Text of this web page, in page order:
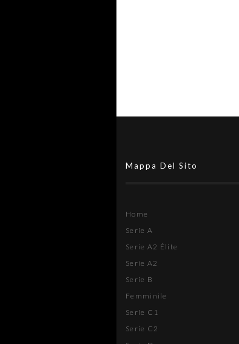
Mappa Del Sito
Home
Serie A
Serie A2 Élite
Serie A2
Serie B
Femminile
Serie C1
Serie C2